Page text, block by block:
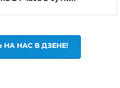
НАС В ДЗЕНЕ!